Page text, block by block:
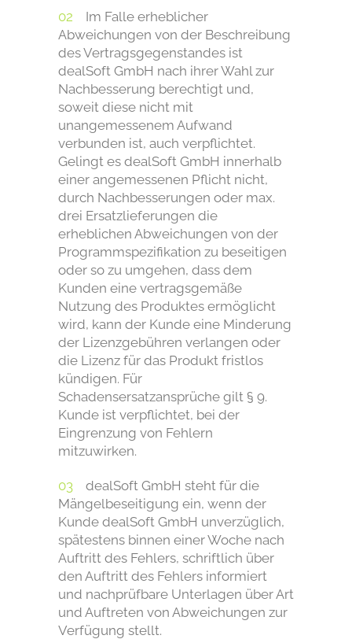
Im Falle erheblicher
Abweichungen von der Beschreibung
des Vertragsgegenstandes ist
dealSoft GmbH nach ihrer Wahl zur
Nachbesserung berechtigt und,
soweit diese nicht mit
unangemessenem Aufwand
verbunden ist, auch verpflichtet.
Gelingt es dealSoft GmbH innerhalb
einer angemessenen Pflicht nicht,
durch Nachbesserungen oder max.
drei Ersatzlieferungen die
erheblichen Abweichungen von der
Programmspezifikation zu beseitigen
oder so zu umgehen, dass dem
Kunden eine vertragsgemäße
Nutzung des Produktes ermöglicht
wird, kann der Kunde eine Minderung
der Lizenzgebühren verlangen oder
die Lizenz für das Produkt fristlos
kündigen. Für
Schadensersatzansprüche gilt § 9.
Kunde ist verpflichtet, bei der
Eingrenzung von Fehlern
mitzuwirken.
dealSoft GmbH steht für die
Mängelbeseitigung ein, wenn der
Kunde dealSoft GmbH unverzüglich,
spätestens binnen einer Woche nach
Auftritt des Fehlers, schriftlich über
den Auftritt des Fehlers informiert
und nachprüfbare Unterlagen über Art
und Auftreten von Abweichungen zur
Verfügung stellt.